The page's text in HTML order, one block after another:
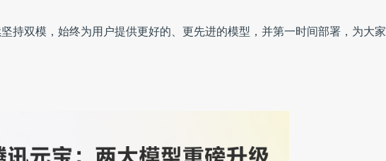
持双模，始终为用户提供更好的、更先进的模型，并第一时间部署，为大家